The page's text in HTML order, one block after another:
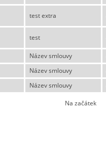
test extra
test
Název smlouvy
Název smlouvy
Název smlouvy
Na začátek